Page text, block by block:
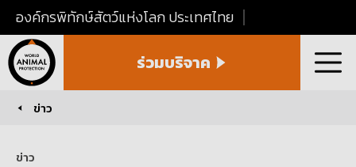
องค์กรพิทักษ์สัตว์แห่งโลก ประเทศไทย
Animal
Protection
ร่วมบริจาค เมนู
You are here:
ข่าว
ข่าว